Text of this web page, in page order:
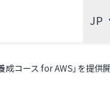
JP
成コース for AWS」を提供